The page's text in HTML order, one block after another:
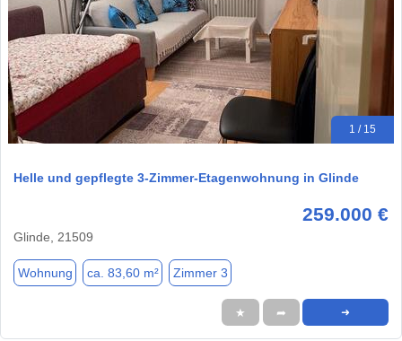
1 / 15
Helle und gepflegte 3-Zimmer-Etagenwohnung in Glinde
259.000 €
Glinde, 21509
Wohnung ca. 83,60 m² Zimmer 3
★ ➦ ➜